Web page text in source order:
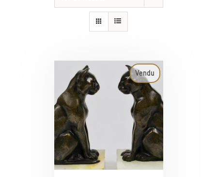
Vendu